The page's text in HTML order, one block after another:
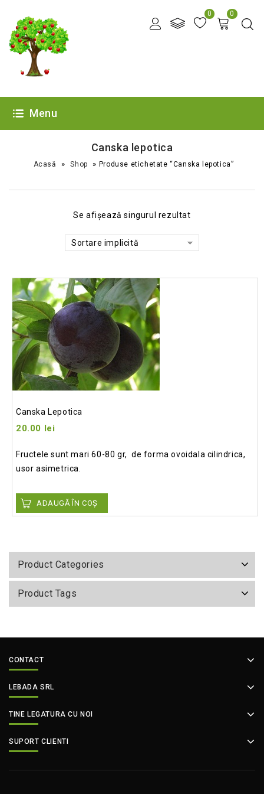
0 0
Menu
Canska lepotica
Acasă » Shop » Produse etichetate “Canska lepotica”
Se afișează singurul rezultat
Sortare implicită
Canska Lepotica
20.00 lei
Fructele sunt mari 60-80 gr, de forma ovoidala cilindrica,
usor asimetrica.
ADAUGĂ ÎN COȘ
Product Categories
Product Tags
CONTACT
LEBADA SRL
TINE LEGATURA CU NOI
SUPORT CLIENTI